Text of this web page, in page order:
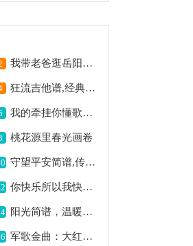
我带老爸逛岳阳简谱,尽展亲情之温馨
狂流吉他谱,经典摇滚之韵
我的牵挂你懂歌曲简谱,深情牵挂共相知
桃花源里春光画卷
守望平安简谱,传递守护之意
你快乐所以我快乐吉他谱六线谱,传递快乐之旋律
阳光简谱，温暖且励志
军歌金曲：大红枣儿甜又香,唱出军民鱼水情